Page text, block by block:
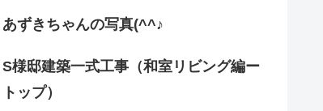
あずきちゃんの写真(^^♪
S様邸建築一式工事（和室リビング編ー
トップ）